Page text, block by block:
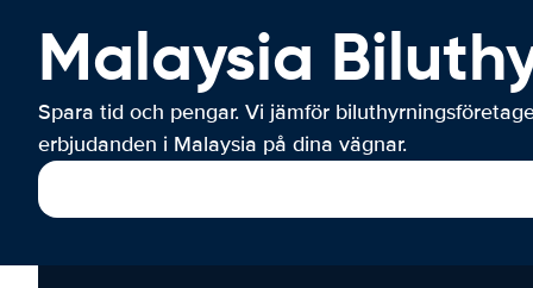
Malaysia
Spara tid och pengar. Vi jämför
erbjudanden i Malaysia på dina vägnar.